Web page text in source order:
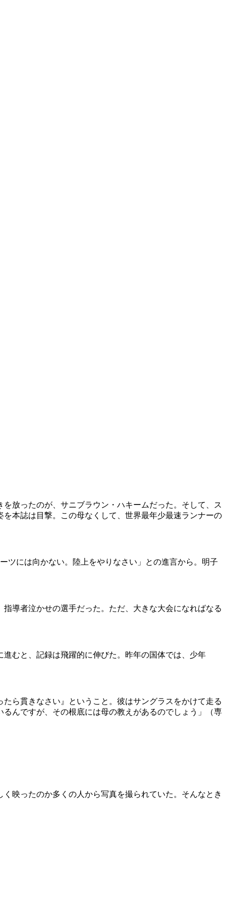
放ったのが、サニブラウン・ハキームだった。そして、ス
本誌は目撃。この母なくして、世界最年少最速ランナーの
ツには向かない。陸上をやりなさい」との進言から。明子
導者泣かせの選手だった。ただ、大きな大会になればなる
むと、記録は飛躍的に伸びた。昨年の国体では、少年
ら貫きなさい』ということ。彼はサングラスをかけて走る
んですが、その根底には母の教えがあるのでしょう」（専
映ったのか多くの人から写真を撮られていた。そんなとき